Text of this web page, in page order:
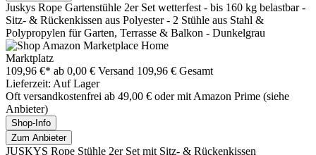
Juskys Rope Gartenstühle 2er Set wetterfest - bis 160 kg belastbar -
Sitz- & Rückenkissen aus Polyester - 2 Stühle aus Stahl &
Polypropylen für Garten, Terrasse & Balkon - Dunkelgrau
Marktplatz
109,96 €* ab 0,00 € Versand 109,96 € Gesamt
Lieferzeit: Auf Lager
Oft versandkostenfrei ab 49,00 € oder mit Amazon Prime (siehe
Anbieter)
Shop-Info
Zum Anbieter
JUSKYS Rope Stühle 2er Set mit Sitz- & Rückenkissen